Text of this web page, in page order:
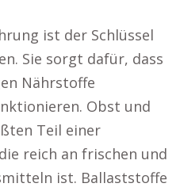
ist der Schlüssel
Sie sorgt dafür, dass
Nährstoffe
Obst und
Teil einer
reich an frischen und
ist. Ballaststoffe